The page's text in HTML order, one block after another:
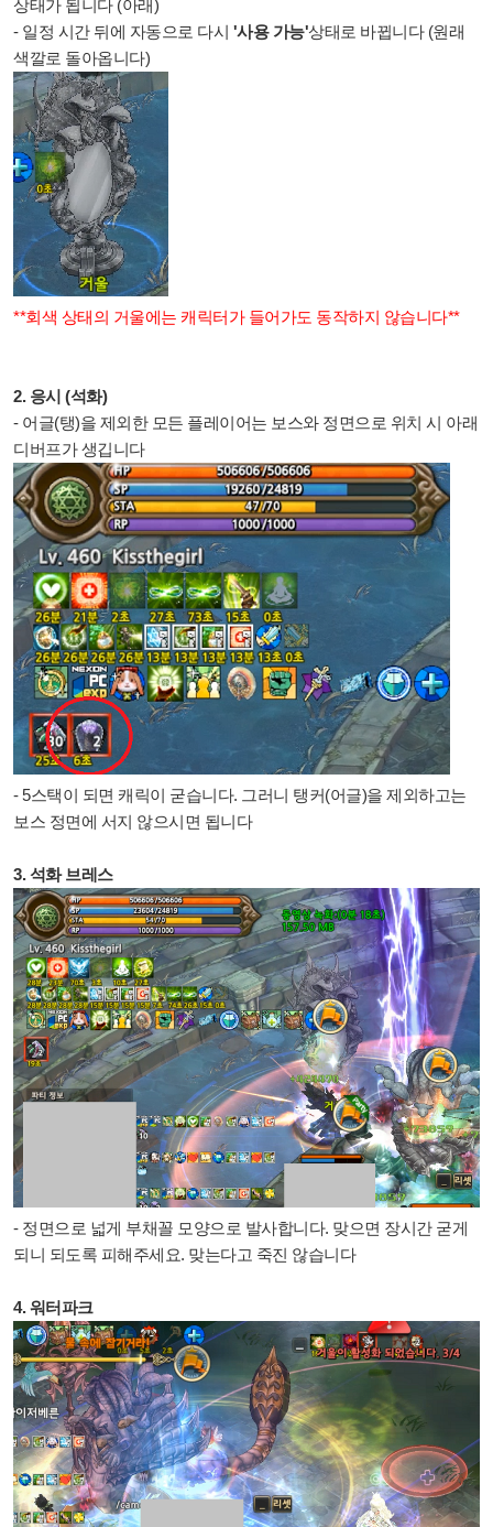
상태가 됩니다 (아래)
- 일정 시간 뒤에 자동으로 다시 '사용 가능'상태로 바뀝니다 (원래
색깔로 돌아옵니다)
**회색 상태의 거울에는 캐릭터가 들어가도 동작하지 않습니다**
2. 응시 (석화)
- 어글(탱)을 제외한 모든 플레이어는 보스와 정면으로 위치 시 아래
디버프가 생깁니다
- 5스택이 되면 캐릭이 굳습니다. 그러니 탱커(어글)을 제외하고는
보스 정면에 서지 않으시면 됩니다
3. 석화 브레스
- 정면으로 넓게 부채꼴 모양으로 발사합니다. 맞으면 장시간 굳게
되니 되도록 피해주세요. 맞는다고 죽진 않습니다
4. 워터파크